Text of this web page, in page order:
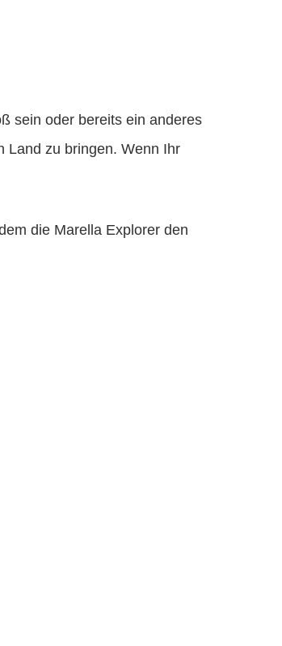
sein oder bereits ein anderes
Land zu bringen. Wenn Ihr
die Marella Explorer den